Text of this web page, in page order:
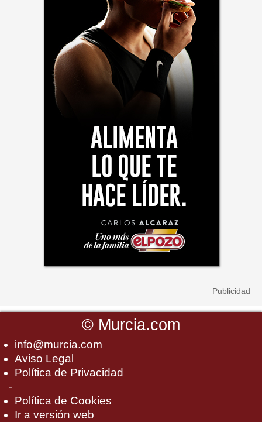
© Murcia.com
info@murcia.com
Aviso Legal
Política de Privacidad
-
Política de Cookies
Ir a versión web